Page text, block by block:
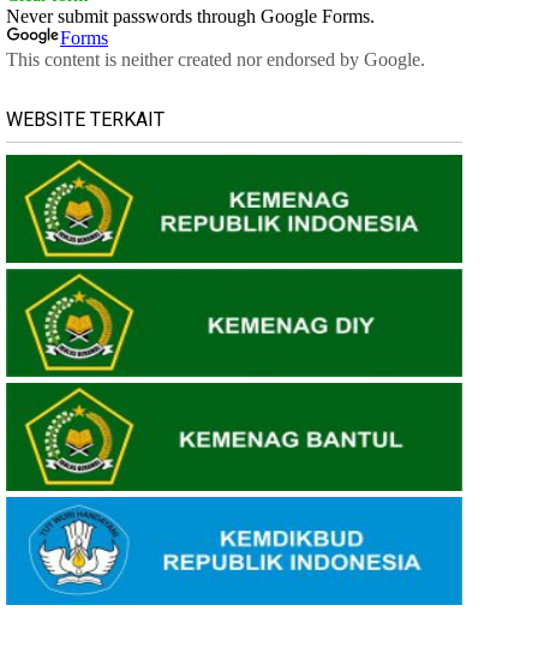
WEBSITE TERKAIT